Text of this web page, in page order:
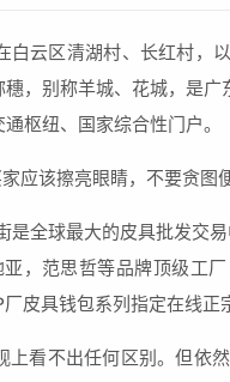
白云区清湖村、长红村，
，别称羊城、花城，是
枢纽、国家综合性门户。
应该擦亮眼睛，不要贪图
是全球最大的皮具批发交
，范思哲等品牌顶级工
皮具钱包系列指定在线正
看不出任何区别。但依